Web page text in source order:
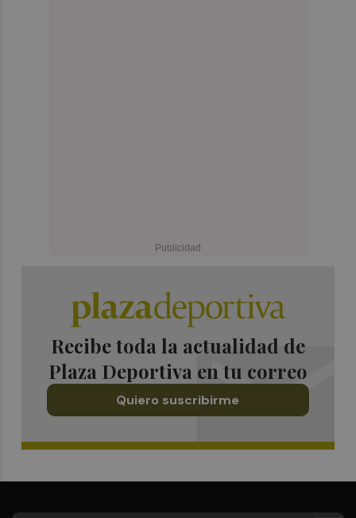
Recibe toda la actualidad de
Plaza Deportiva en tu correo
Quiero suscribirme